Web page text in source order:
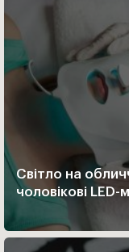
Світло на
чоловікові LED-